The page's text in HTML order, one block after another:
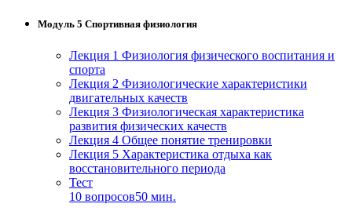
Модуль 5 Спортивная физиология
Лекция 1 Физиология физического воспитания и
спорта
Лекция 2 Физиологические характеристики
двигательных качеств
Лекция 3 Физиологическая характеристика
развития физических качеств
Лекция 4 Общее понятие тренировки
Лекция 5 Характеристика отдыха как
восстановительного периода
Тест
10 вопросов50 мин.